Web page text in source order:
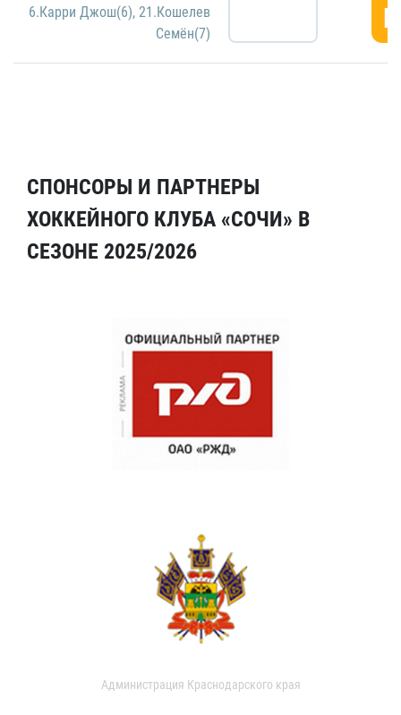
6.Карри Джош(6), 21.Кошелев
Семён(7)
СПОНСОРЫ И ПАРТНЕРЫ
ХОККЕЙНОГО КЛУБА «СОЧИ» В
СЕЗОНЕ 2025/2026
Администрация Краснодарского края